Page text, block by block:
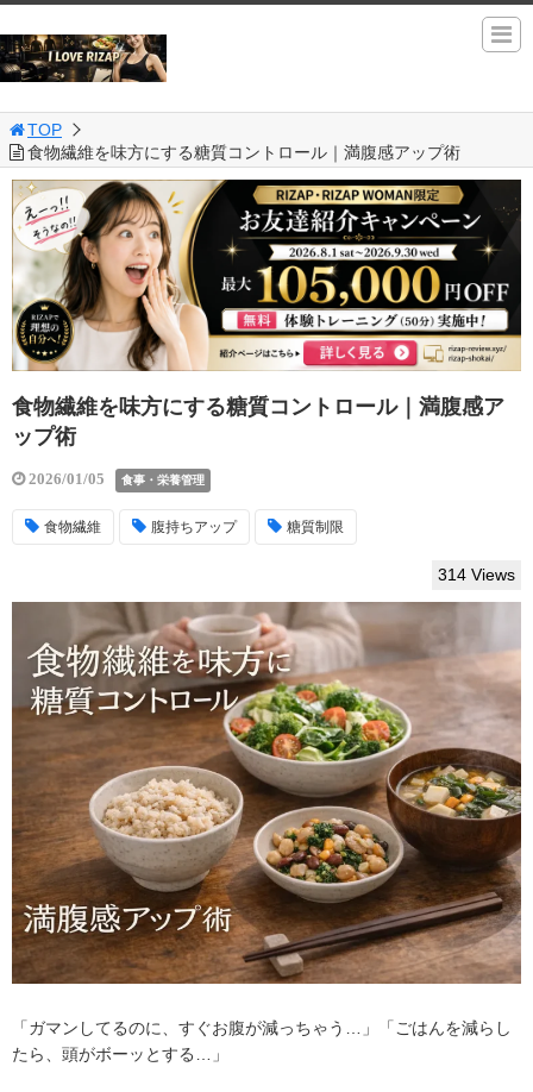
TOP
食物繊維を味方にする糖質コントロール｜満腹感アップ術
食物繊維を味方にする糖質コントロール｜満腹感ア
ップ術
2026/01/05 食事・栄養管理
食物繊維 腹持ちアップ 糖質制限
314 Views
「ガマンしてるのに、すぐお腹が減っちゃう…」「ごはんを減らし
たら、頭がボーッとする…」